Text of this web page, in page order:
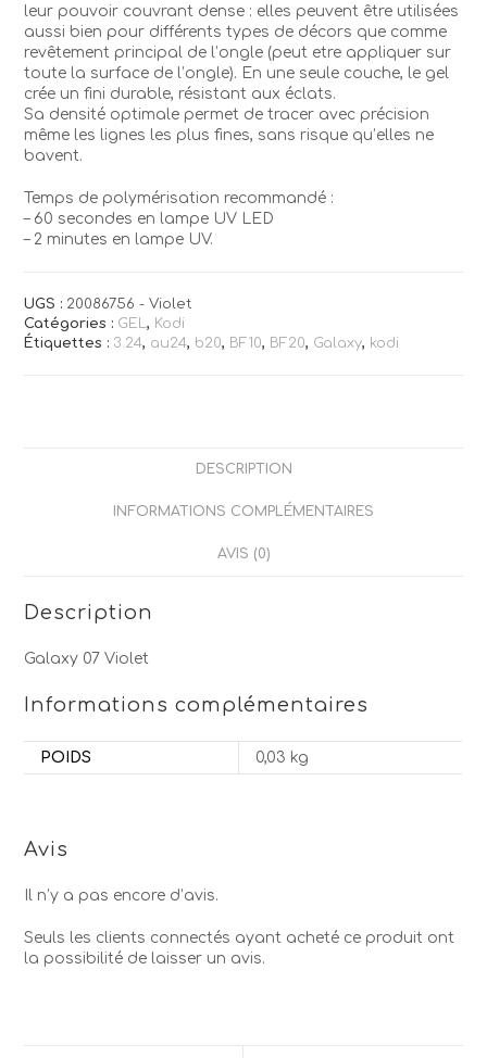
leur pouvoir couvrant dense : elles peuvent être utilisées
aussi bien pour différents types de décors que comme
revêtement principal de l’ongle (peut etre appliquer sur
toute la surface de l’ongle). En une seule couche, le gel
crée un fini durable, résistant aux éclats.
Sa densité optimale permet de tracer avec précision
même les lignes les plus fines, sans risque qu’elles ne
bavent.
Temps de polymérisation recommandé :
– 60 secondes en lampe UV LED
– 2 minutes en lampe UV.
UGS : 20086756 - Violet
Catégories : GEL, Kodi
Étiquettes : 3.24, au24, b20, BF10, BF20, Galaxy, kodi
DESCRIPTION
INFORMATIONS COMPLÉMENTAIRES
AVIS (0)
Description
Galaxy 07 Violet
Informations complémentaires
POIDS 0,03 kg
Avis
Il n’y a pas encore d’avis.
Seuls les clients connectés ayant acheté ce produit ont
la possibilité de laisser un avis.